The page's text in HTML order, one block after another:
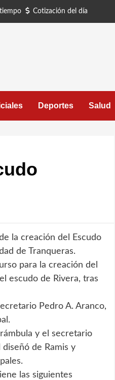
Cotización del día
Deportes Salud
la creación del Escudo
de Tranqueras.
para la creación del
escudo de Rivera, tras
Pedro A. Aranco,
y el secretario
de Ramis y
las siguientes